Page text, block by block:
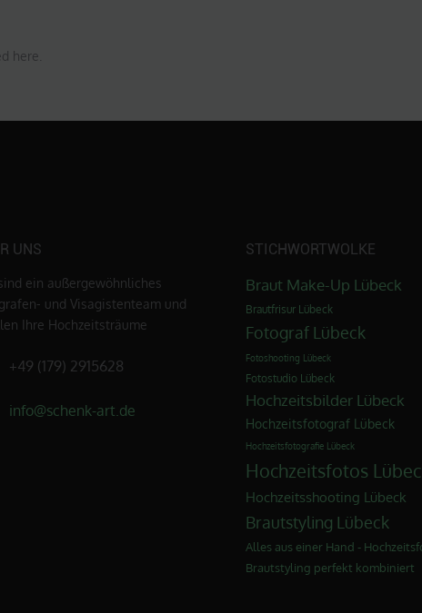
here.
UNS
ein außergewöhnliches
und Visagistenteam und
Ihre Hochzeitsträume
+49 (179) 2915628
info@schenk-art.de
STICHWORTWOLKE
Braut Make-Up Lübeck
Brautfrisur Lübeck
Fotograf Lübeck
Fotoshooting Lübeck
Fotostudio Lübeck
Hochzeitsbilder Lübeck
Hochzeitsfotograf Lübeck
Hochzeitsfotografie Lübeck
Hochzeitsfotos
Hochzeitsshooting Lübeck
Brautstyling Lübeck
Alles aus einer Hand -
Brautstyling perfekt kombiniert